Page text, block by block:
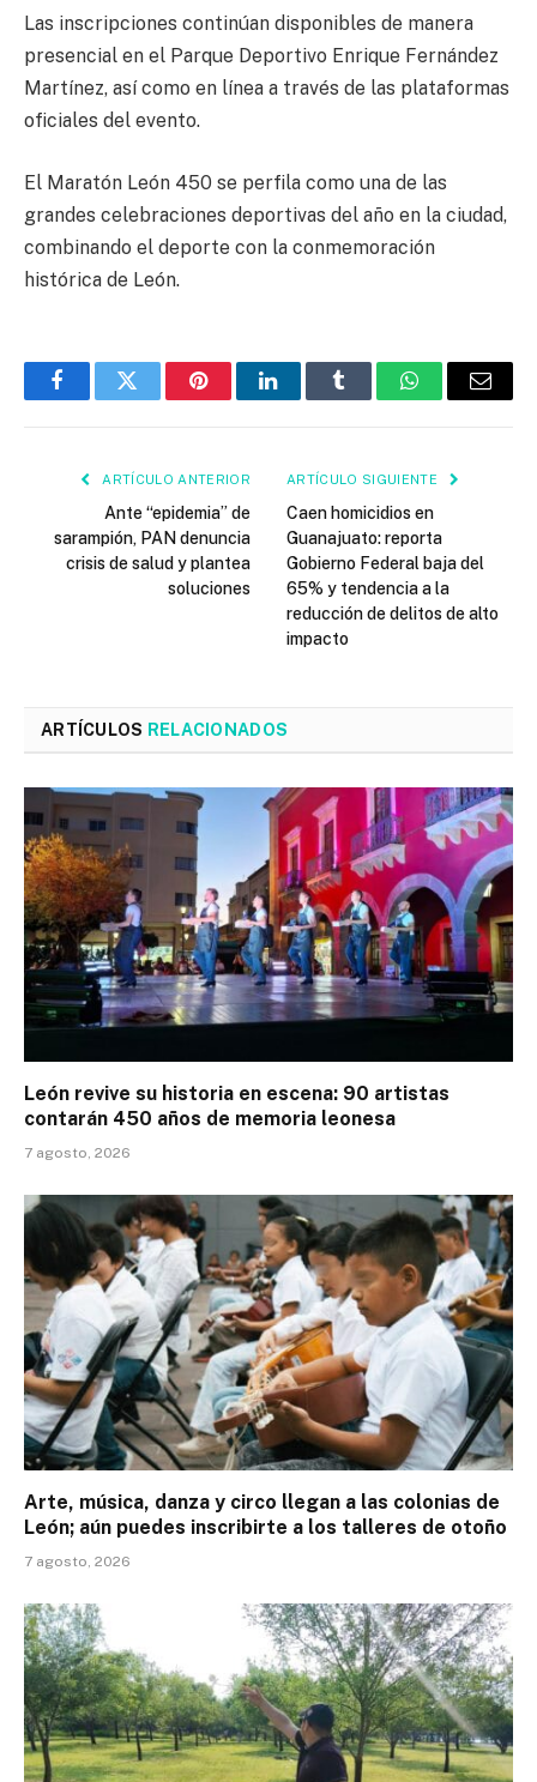
Las inscripciones continúan disponibles de manera
presencial en el Parque Deportivo Enrique Fernández
Martínez, así como en línea a través de las plataformas
oficiales del evento.
El Maratón León 450 se perfila como una de las
grandes celebraciones deportivas del año en la ciudad,
combinando el deporte con la conmemoración
histórica de León.
FacebookTwitter PinterestLinkedInTumblr WhatsAppEmail
ARTÍCULO ANTERIOR
Ante “epidemia” de
sarampión, PAN denuncia
crisis de salud y plantea
soluciones
ARTÍCULO SIGUIENTE
Caen homicidios en
Guanajuato: reporta
Gobierno Federal baja del
65% y tendencia a la
reducción de delitos de alto
impacto
ARTÍCULOS RELACIONADOS
León revive su historia en escena: 90 artistas
contarán 450 años de memoria leonesa
7 agosto, 2026
Arte, música, danza y circo llegan a las colonias de
León; aún puedes inscribirte a los talleres de otoño
7 agosto, 2026